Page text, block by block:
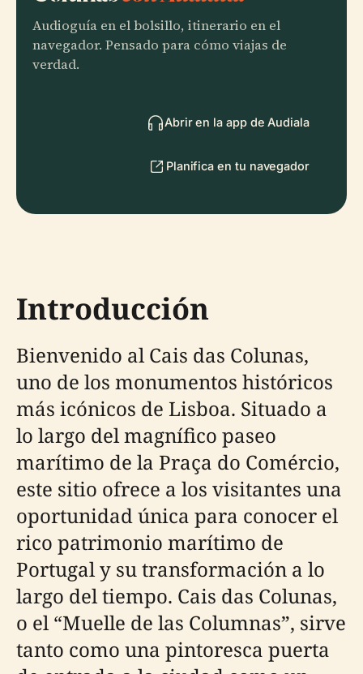
Audioguía en el bolsillo, itinerario en el
navegador. Pensado para cómo viajas de
verdad.
Abrir en la app de Audiala
Planifica en tu navegador
Introducción
Bienvenido al Cais das Colunas,
uno de los monumentos históricos
más icónicos de Lisboa. Situado a
lo largo del magnífico paseo
marítimo de la Praça do Comércio,
este sitio ofrece a los visitantes una
oportunidad única para conocer el
rico patrimonio marítimo de
Portugal y su transformación a lo
largo del tiempo. Cais das Colunas,
o el “Muelle de las Columnas”, sirve
tanto como una pintoresca puerta